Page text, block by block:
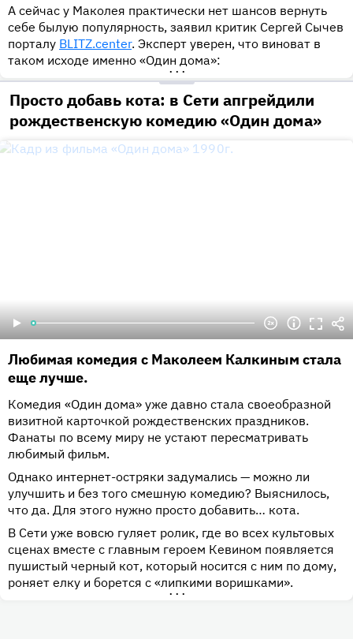
А сейчас у Маколея практически нет шансов вернуть
себе былую популярность, заявил критик Сергей Сычев
порталу BLITZ.center. Эксперт уверен, что виноват в
таком исходе именно «Один дома»:
•••
Просто добавь кота: в Сети апгрейдили
рождественскую комедию «Один дома»
Любимая комедия с Маколеем Калкиным стала
еще лучше.
Комедия «Один дома» уже давно стала своеобразной
визитной карточкой рождественских праздников.
Фанаты по всему миру не устают пересматривать
любимый фильм.
Однако интернет-остряки задумались — можно ли
улучшить и без того смешную комедию? Выяснилось,
что да. Для этого нужно просто добавить… кота.
В Сети уже вовсю гуляет ролик, где во всех культовых
сценах вместе с главным героем Кевином появляется
пушистый черный кот, который носится с ним по дому,
роняет елку и борется с «липкими воришками».
•••